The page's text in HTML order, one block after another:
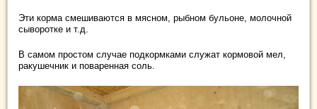
Эти корма смешиваются в мясном, рыбном бульоне, молочной
сыворотке и т.д.
В самом простом случае подкормками служат кормовой мел,
ракушечник и поваренная соль.